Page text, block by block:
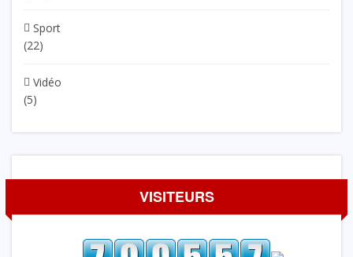
Sport
(22)
Vidéo
(5)
VISITEURS